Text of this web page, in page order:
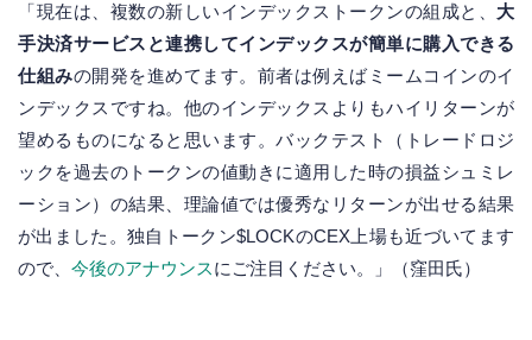
「現在は、複数の新しいインデックストークンの組成と、 大
手決済サービスと連携してインデックスが簡単に購入できる
仕組みの開発を進めてます。前者は例えばミームコインのイ
ンデックスですね。他のインデックスよりもハイリターンが
望めるものになると思います。バックテスト（トレードロジ
ックを過去のトークンの値動きに適用した時の損益シュミレ
ーション）の結果、理論値では優秀なリターンが出せる結果
が出ました。独自トークン$LOCKのCEX上場も近づいてます
ので、 今後のアナウンスにご注目ください。」（窪田氏）